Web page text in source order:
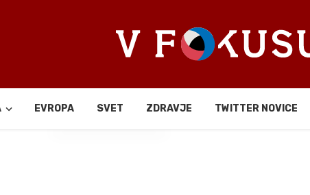
EVROPA SVET ZDRAVJE TWITTER NOVICE
Deli